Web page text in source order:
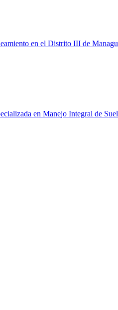
en el Distrito III de
en Manejo Integral de